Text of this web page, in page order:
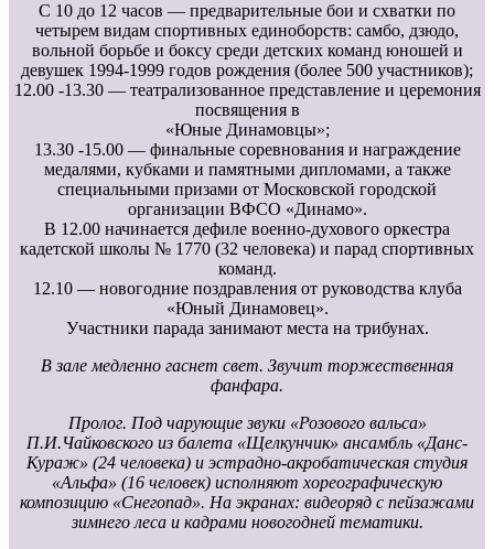
С 10 до 12 часов — предварительные бои и схватки по
четырем видам спортивных единоборств: самбо, дзюдо,
вольной борьбе и боксу среди детских команд юношей и
девушек 1994-1999 годов рождения (более 500 участников);
12.00 -13.30 — театрализованное представление и церемония
посвящения в
«Юные Динамовцы»;
13.30 -15.00 — финальные соревнования и награждение
медалями, кубками и памятными дипломами, а также
специальными призами от Московской городской
организации ВФСО «Динамо».
В 12.00 начинается дефиле военно-духового оркестра
кадетской школы № 1770 (32 человека) и парад спортивных
команд.
12.10 — новогодние поздравления от руководства клуба
«Юный Динамовец».
Участники парада занимают места на трибунах.
В зале медленно гаснет свет. Звучит торжественная
фанфара.
Пролог. Под чарующие звуки «Розового вальса»
П.И.Чайковского из балета «Щелкунчик» ансамбль «Данс-
Кураж» (24 человека) и эстрадно-акробатическая студия
«Альфа» (16 человек) исполняют хореографическую
композицию «Снегопад». На экранах: видеоряд с пейзажами
зимнего леса и кадрами новогодней тематики.